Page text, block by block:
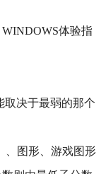
取决于最弱的那个
、图形、游戏图形